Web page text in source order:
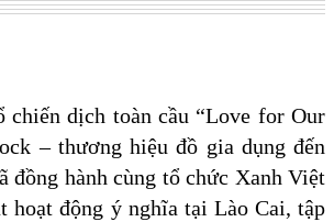
chiến dịch toàn cầu “Love for Our
– thương hiệu đồ gia dụng đến
đồng hành cùng tổ chức Xanh Việt
hoạt động ý nghĩa tại Lào Cai, tập